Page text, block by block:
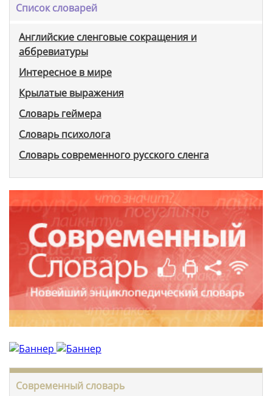
Список словарей
Английские сленговые сокращения и
аббревиатуры
Интересное в мире
Крылатые выражения
Словарь геймера
Словарь психолога
Словарь современного русского сленга
Современный словарь